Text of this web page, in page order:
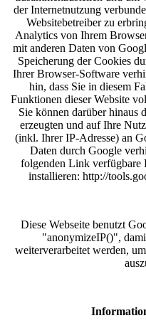
der Internetnutzung
Websitebetreiber zu
Analytics von Ihrem
mit anderen Daten von
Speicherung der Cookies
Ihrer Browser-Software
hin, dass Sie in diesem
Funktionen dieser Website
Sie können darüber hinaus
erzeugten und auf Ihre
(inkl. Ihrer IP-Adresse) an
Daten durch Google
folgenden Link verfügbare
installieren: http://
Diese Webseite benutzt
"anonymizeIP()",
weiterverarbeitet werden,